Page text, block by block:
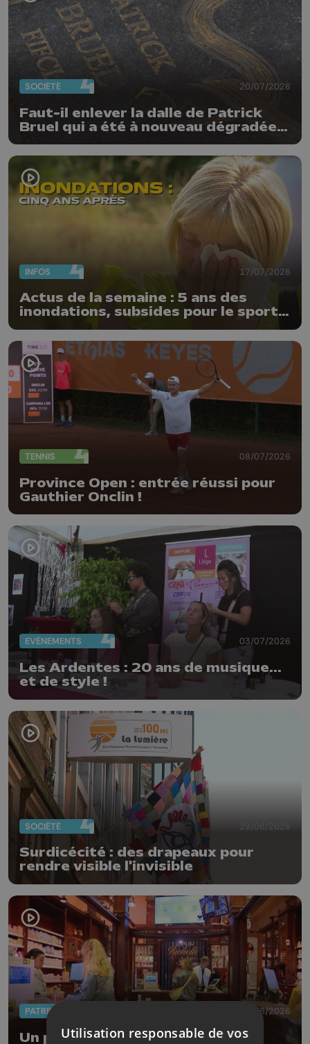
SOCIÉTÉ 20/07/2026
Faut-il enlever la dalle de Patrick
Bruel qui a été à nouveau dégradée ?
"Nos ouvriers sont en vacances"
INFOS 17/07/2026
Actus de la semaine : 5 ans des
inondations, subsides pour le sport
TENNIS 08/07/2026
Province Open : entrée réussi pour
Gauthier Onclin !
EVÈNEMENTS 03/07/2026
Les Ardentes : 20 ans de musique...
et de style !
SOCIÉTÉ 29/06/2026
Surdicécité : des drapeaux pour
rendre visible l'invisible
PATRIMOINE 18/06/2026
Un parcours thématique dans les
Utilisation responsable de vos